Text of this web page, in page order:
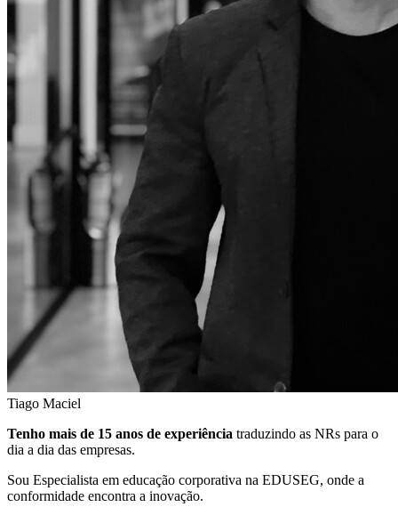
Tiago Maciel
Tenho mais de 15 anos de experiência traduzindo as NRs para o
dia a dia das empresas.
Sou Especialista em educação corporativa na EDUSEG, onde a
conformidade encontra a inovação.